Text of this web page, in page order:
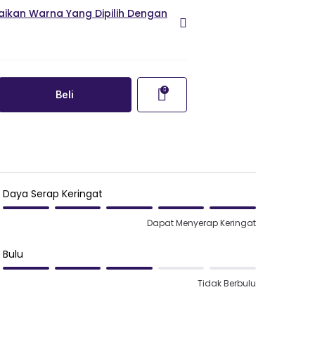
Warna Yang Dipilih Dengan
Beli
Daya Serap Keringat
Dapat Menyerap Keringat
Bulu
Tidak Berbulu